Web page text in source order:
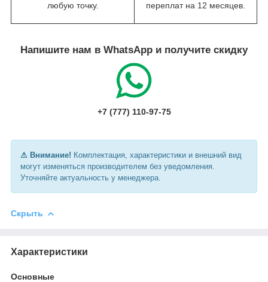
любую точку.
переплат на 12 месяцев.
Напишите нам в WhatsApp и получите скидку
+7 (777) 110-97-75
⚠ Внимание! Комплектация, характеристики и внешний вид
могут изменяться производителем без уведомления.
Уточняйте актуальность у менеджера.
Скрыть
Характеристики
Основные